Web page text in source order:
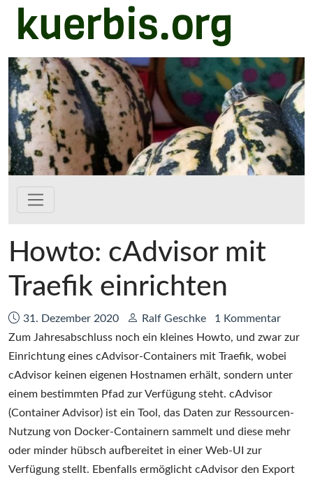
Zum Hauptinhalt springen
kuerbis.org
Howto: cAdvisor mit
Traefik einrichten
Datum:
31. Dezember 2020 Autor:
Ralf Geschke
1 Kommentar
Zum Jahresabschluss noch ein kleines Howto, und zwar zur
Einrichtung eines cAdvisor-Containers mit Traefik, wobei
cAdvisor keinen eigenen Hostnamen erhält, sondern unter
einem bestimmten Pfad zur Verfügung steht. cAdvisor
(Container Advisor) ist ein Tool, das Daten zur Ressourcen-
Nutzung von Docker-Containern sammelt und diese mehr
oder minder hübsch aufbereitet in einer Web-UI zur
Verfügung stellt. Ebenfalls ermöglicht cAdvisor den Export